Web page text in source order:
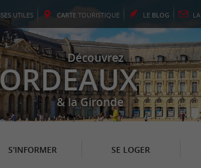
UTILES CARTE TOURISTIQUE LE BLOG LA
Découvrez
& la Gironde
S'INFORMER SE LOGER